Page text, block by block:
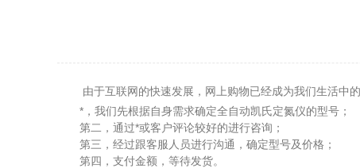
由于互联网的快速发展，网上购物已经成为我们生活中的
*，我们先根据自身需求确定全自动凯氏定氮仪的型号；
第二，通过*或客户评论较好的进行咨询；
第三，经过跟客服人员进行沟通，确定型号及价格；
第四，支付金额，等待发货。